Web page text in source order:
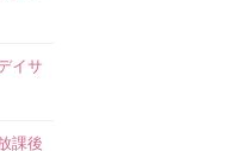
イサ
課後